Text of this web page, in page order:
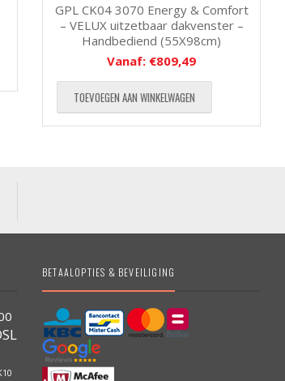
GPL CK04 3070 Energy & Comfort
– VELUX uitzetbaar dakvenster –
Handbediend (55X98cm)
Vanaf: €809,49
TOEVOEGEN AAN WINKELWAGEN
BETAALOPTIES & BEVEILIGING